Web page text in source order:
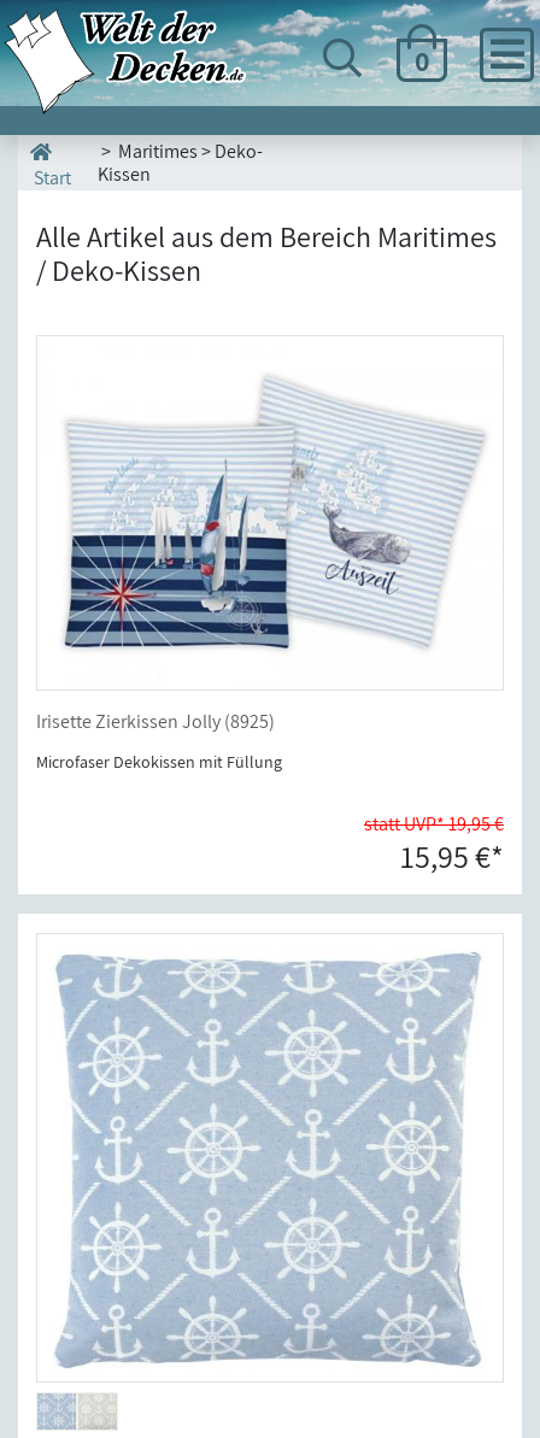
0
Start
> Maritimes > Deko-
Kissen
Alle Artikel aus dem Bereich Maritimes
/ Deko-Kissen
Irisette Zierkissen Jolly (8925)
Microfaser Dekokissen mit Füllung
statt UVP* 19,95 €
15,95 €*